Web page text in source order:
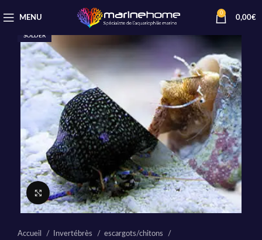
MENU
0
0,00€
SOLDER
Cliquez pour agrandir
Accueil Invertébrès
escargots/chitons